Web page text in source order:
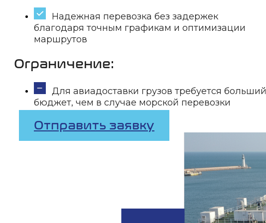
Надежная перевозка без задержек
благодаря точным графикам и оптимизации
маршрутов
Ограничение:
Для авиадоставки грузов требуется больший
бюджет, чем в случае морской перевозки
Отправить заявку